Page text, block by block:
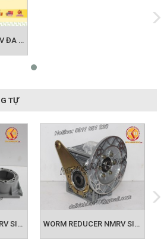
HỘP GIẢM TỐC NMRV ĐA ỨNG DỤNG TRONG NGÀNH CÔNG NGHIỆP
TỰ